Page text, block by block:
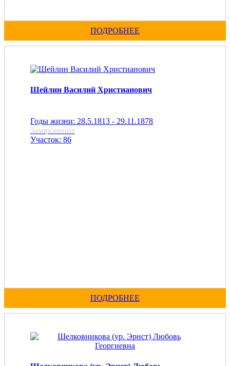
ПОДРОБНЕЕ
Шейлин Василий Христианович
Годы жизни: 28.5.1813 - 29.11.1878
Захоронение
Участок: 86
ПОДРОБНЕЕ